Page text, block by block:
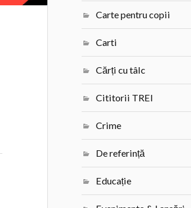
Carte pentru copii
Carti
Cărți cu tâlc
Cititorii TREI
Crime
De referință
Educație